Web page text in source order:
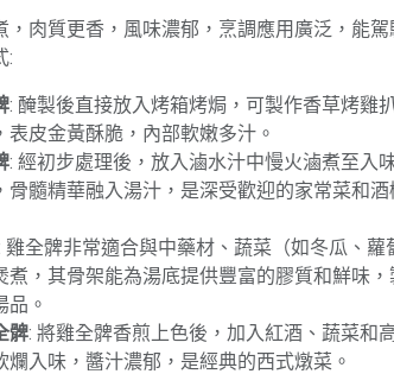
，肉質更香，風味濃郁，烹調應用廣泛，能駕
:
: 醃製後直接放入烤箱烤焗，可製作香草烤雞
表皮金黃酥脆，內部軟嫩多汁。
: 經初步處理後，放入滷水汁中慢火滷煮至入
骨髓精華融入湯汁，是深受歡迎的家常菜和酒
雞全髀非常適合與中藥材、蔬菜（如冬瓜、蘿
煮，其骨架能為湯底提供豐富的膠質和鮮味，
品。
髀: 將雞全髀香煎上色後，加入紅酒、蔬菜和
爛入味，醬汁濃郁，是經典的西式燉菜。